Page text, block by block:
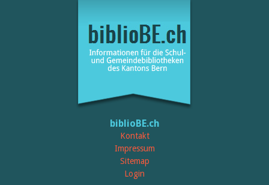
biblioBE.ch
Kontakt
Impressum
Sitemap
Login